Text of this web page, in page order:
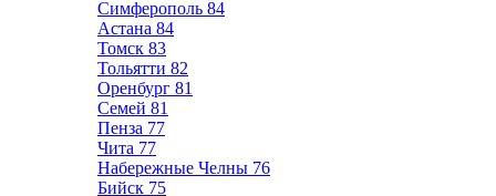
Симферополь 84
Астана 84
Томск 83
Тольятти 82
Оренбург 81
Семей 81
Пенза 77
Чита 77
Набережные Челны 76
Бийск 75